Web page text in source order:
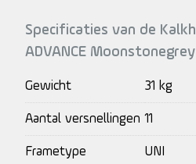
Specificaties van de
ADVANCE
Gewicht 31 kg
Aantal versnellingen 11
Frametype UNI